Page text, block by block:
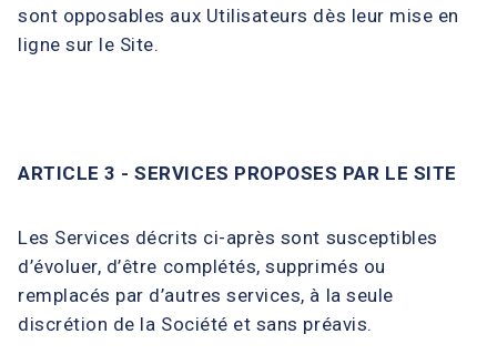
sont opposables aux Utilisateurs dès leur mise en
ligne sur le Site.
ARTICLE 3 - SERVICES PROPOSES PAR LE SITE
Les Services décrits ci-après sont susceptibles
d’évoluer, d’être complétés, supprimés ou
remplacés par d’autres services, à la seule
discrétion de la Société et sans préavis.